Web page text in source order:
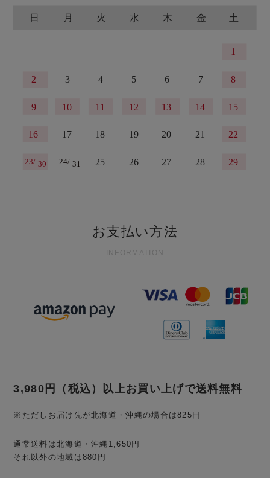
お支払い方法
INFORMATION
3,980円 （税込） 以上お買い上げで送料無料
※ただしお届け先が北海道・沖縄の場合は825円
通常送料は北海道・沖縄1,650円
それ以外の地域は880円